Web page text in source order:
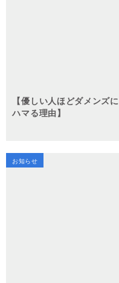
【優しい人ほどダメンズに
ハマる理由】
お知らせ